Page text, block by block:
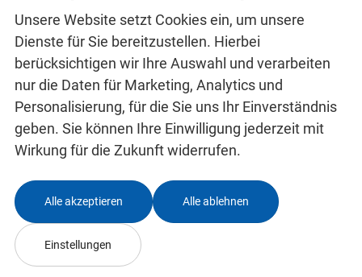
Reifendruckkontrollsystem
8 Lautsprecher
Bluetooth
Climatronic – Zwei-Zonen-Klimaautomatik
Tempomat mit Geschwindigkeitsbegrenzer
Ablagefach vor dem Beifahrer
Lendenwirbelstützen an den Vordersitzen,
manuell einstellbar
Elektrische Fensterheber vorne und hinten
Heckparksensoren
Sitzheizung vorne
Unsere Website setzt Cookies ein, um unsere
Dienste für Sie bereitzustellen. Hierbei
berücksichtigen wir Ihre Auswahl und verarbeiten
nur die Daten für Marketing, Analytics und
Personalisierung, für die Sie uns Ihr Einverständnis
geben. Sie können Ihre Einwilligung jederzeit mit
Wirkung für die Zukunft widerrufen.
Alle akzeptieren Alle ablehnen
Einstellungen